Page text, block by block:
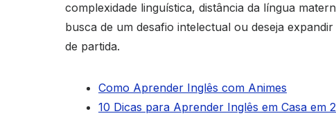
complexidade linguística, distância da língua
busca de um desafio intelectual ou deseja
de partida.
Como Aprender Inglês com Animes
10 Dicas para Aprender Inglês em Casa em